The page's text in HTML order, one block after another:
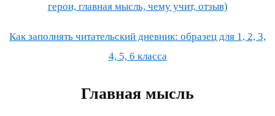
герои, главная мысль, чему учит, отзыв)
Как заполнять читательский дневник: образец для 1, 2, 3,
4, 5, 6 класса
Главная мысль